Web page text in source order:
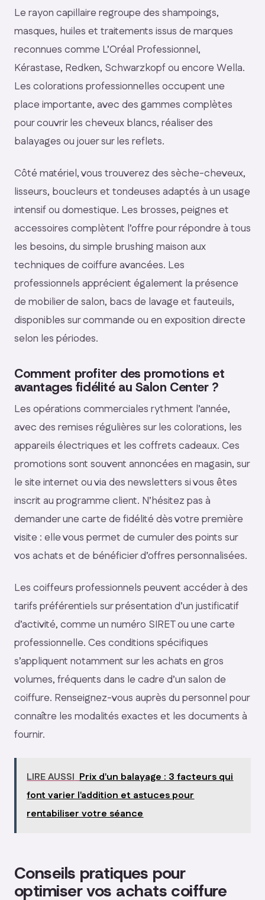
Le rayon capillaire regroupe des shampoings,
masques, huiles et traitements issus de marques
reconnues comme L’Oréal Professionnel,
Kérastase, Redken, Schwarzkopf ou encore Wella.
Les colorations professionnelles occupent une
place importante, avec des gammes complètes
pour couvrir les cheveux blancs, réaliser des
balayages ou jouer sur les reflets.
Côté matériel, vous trouverez des sèche-cheveux,
lisseurs, boucleurs et tondeuses adaptés à un usage
intensif ou domestique. Les brosses, peignes et
accessoires complètent l’offre pour répondre à tous
les besoins, du simple brushing maison aux
techniques de coiffure avancées. Les
professionnels apprécient également la présence
de mobilier de salon, bacs de lavage et fauteuils,
disponibles sur commande ou en exposition directe
selon les périodes.
Comment profiter des promotions et
avantages fidélité au Salon Center ?
Les opérations commerciales rythment l’année,
avec des remises régulières sur les colorations, les
appareils électriques et les coffrets cadeaux. Ces
promotions sont souvent annoncées en magasin, sur
le site internet ou via des newsletters si vous êtes
inscrit au programme client. N’hésitez pas à
demander une carte de fidélité dès votre première
visite : elle vous permet de cumuler des points sur
vos achats et de bénéficier d’offres personnalisées.
Les coiffeurs professionnels peuvent accéder à des
tarifs préférentiels sur présentation d’un justificatif
d’activité, comme un numéro SIRET ou une carte
professionnelle. Ces conditions spécifiques
s’appliquent notamment sur les achats en gros
volumes, fréquents dans le cadre d’un salon de
coiffure. Renseignez-vous auprès du personnel pour
connaître les modalités exactes et les documents à
fournir.
LIRE AUSSI Prix d'un balayage : 3 facteurs qui
font varier l'addition et astuces pour
rentabiliser votre séance
Conseils pratiques pour
optimiser vos achats coiffure